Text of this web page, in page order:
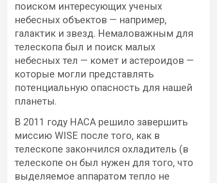
поиском интересующих ученых
небесных объектов — например,
галактик и звезд. Немаловажным для
телескопа был и поиск малых
небесных тел — комет и астероидов —
которые могли представлять
потенциальную опасность для нашей
планеты.
В 2011 году НАСА решило завершить
миссию WISE после того, как в
телескопе закончился охладитель (в
телескопе он был нужен для того, что
выделяемое аппаратом тепло не